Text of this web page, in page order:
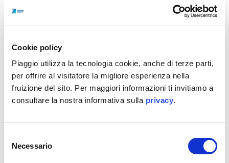
Cookie policy
Piaggio utilizza la tecnologia cookie, anche di terze parti,
per offrire al visitatore la migliore esperienza nella
fruizione del sito. Per maggiori informazioni ti invitiamo a
consultare la nostra informativa sulla privacy.
delNecessario
A completare il bilancio di giornata, anche l’ottava
posizione diAi Ogura , delTrackhouse MotoGP
Team, che ha permesso ad Aprilia di chiudere con
due RS-GP26 nella top ten.